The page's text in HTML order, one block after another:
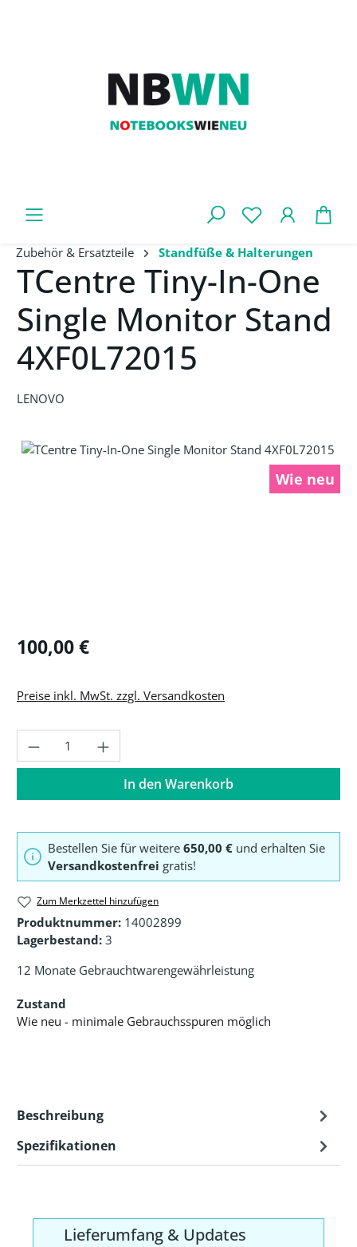
Zubehör & Ersatzteile Standfüße & Halterungen
TCentre Tiny-In-One
Single Monitor Stand
4XF0L72015
LENOVO
Bildergalerie überspringen
Wie neu
Regulärer Preis:
100,00 €
Preise inkl. MwSt. zzgl. Versandkosten
Produkt Anzahl: Gib den gewünschten
In den Warenkorb
Bestellen Sie für weitere 650,00 € und erhalten Sie
Versandkostenfrei gratis!
Zum Merkzettel hinzufügen
Produktnummer: 14002899
Lagerbestand: 3
12 Monate Gebrauchtwarengewährleistung
Zustand
Wie neu - minimale Gebrauchsspuren möglich
Beschreibung
Spezifikationen
Lieferumfang & Updates